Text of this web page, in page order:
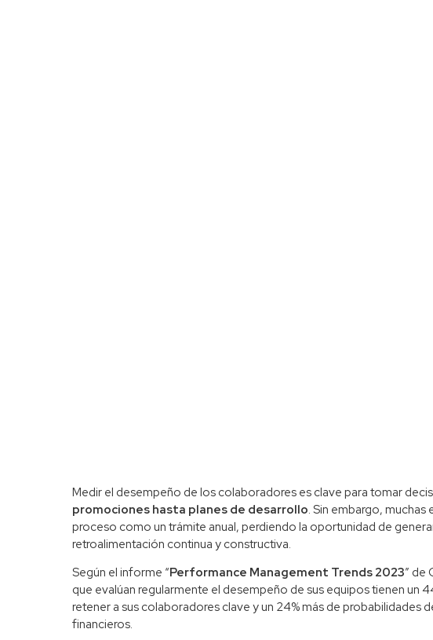
Medir el desempeño de los colaboradores es clave para tomar
promociones hasta planes de desarrollo. Sin embargo, muchas
proceso como un trámite anual, perdiendo la oportunidad de
retroalimentación continua y constructiva.
Según el informe “Performance Management Trends 2023” de
que evalúan regularmente el desempeño de sus equipos tienen un
retener a sus colaboradores clave y un 24% más de probabilidades
financieros.